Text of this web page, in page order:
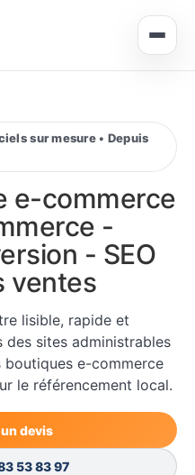
sur mesure • Depuis
e-commerce
-
- SEO
ventes
lisible, rapide et
sites administrables
boutiques e-commerce
le référencement local.
devis
53 83 97